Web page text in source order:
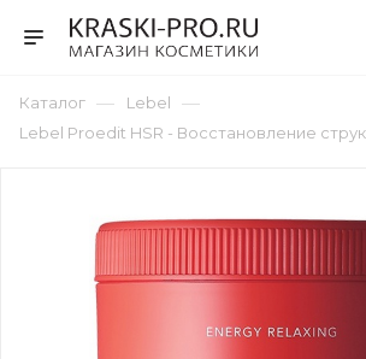
Каталог — Lebel —
Lebel Proedit HSR - Восстановление